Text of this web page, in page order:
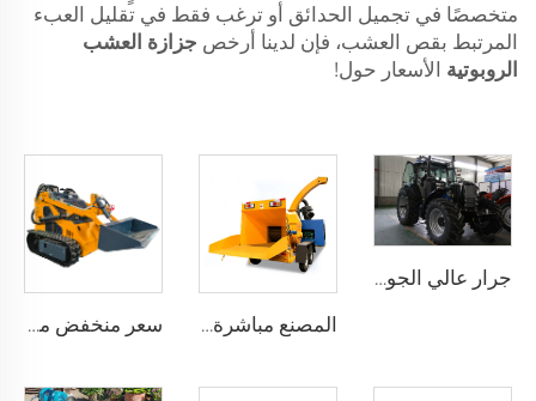
متخصصًا في تجميل الحدائق أو ترغب فقط في تقليل العبء
المرتبط بقص العشب، فإن لدينا أرخص جزازة العشب
الروبوتية الأسعار حول!
جرار عالي الجودة لتطبيقات زراعية وصناعية متنوعة
المصنع مباشرة آلة تكسير أغصان الأشجار في الحدائق بمحرك ديزل آلة تقطيع وتدمير الأخشاب سعر منخفض ميني جرافة كهربائية متعددة الوظائف جرافة زاحفة هيدروليكية صغيرة بعجلات حفار